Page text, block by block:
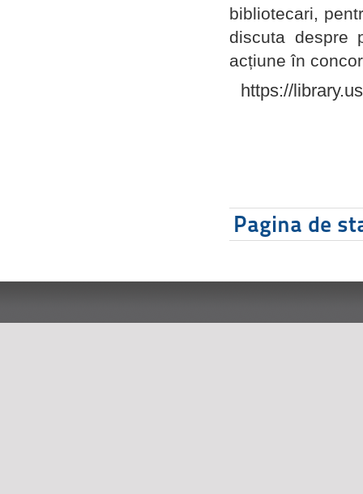
bibliotecari,
discuta despre
acțiune în
https://
Pagina de